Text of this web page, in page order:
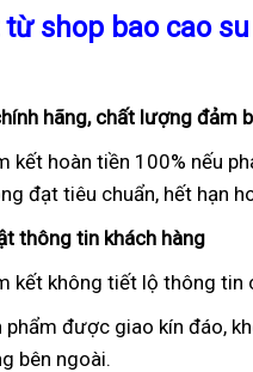
shop bao cao
hãng, chất lượng đảm
kết hoàn tiền 100% nếu
đạt tiêu chuẩn, hết hạn
thông tin khách hàng
kết không tiết lộ thông tin
phẩm được giao kín đáo,
bên ngoài.